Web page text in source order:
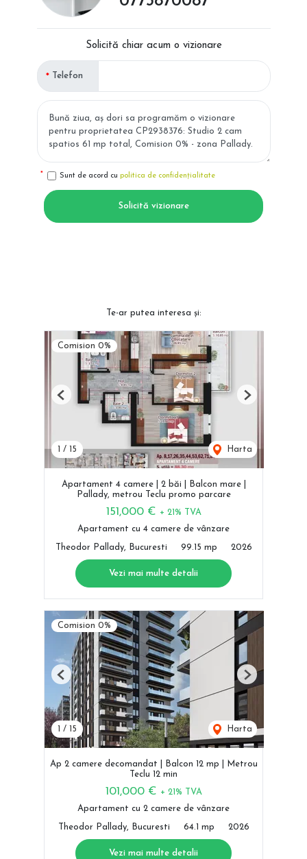
Solicită chiar acum o vizionare
Telefon
Sunt de acord cu politica de confidențialitate
Solicită vizionare
Te-ar putea interesa și:
Comision 0%
/ 15 Harta
Previous Next
Apartament 4 camere | 2 băi | Balcon mare |
Pallady, metrou Teclu promo parcare
151,000 € + 21% TVA
Apartament cu 4 camere de vânzare
Theodor Pallady, Bucuresti 99.15 mp 2026
Vezi mai multe detalii
Comision 0%
/ 15 Harta
Previous Next
Ap 2 camere decomandat | Balcon 12 mp | Metrou
Teclu 12 min
101,000 € + 21% TVA
Apartament cu 2 camere de vânzare
Theodor Pallady, Bucuresti 64.1 mp 2026
Vezi mai multe detalii